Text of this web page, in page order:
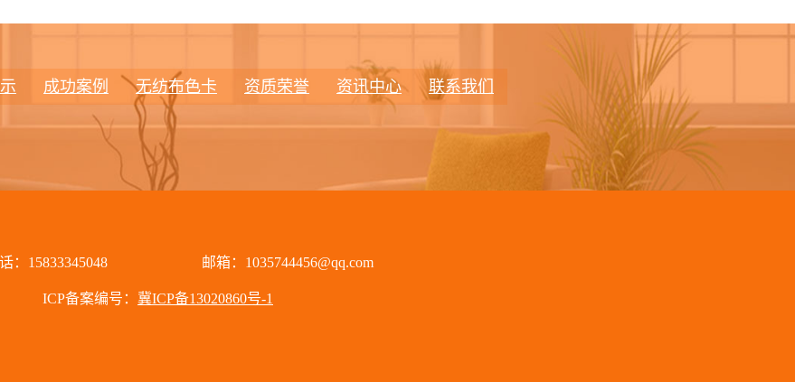
成功案例 无纺布色卡 资质荣誉 资讯中心 联系我们
：15833345048 邮箱：1035744456@qq.com
ICP备案编号： 冀ICP备13020860号-1